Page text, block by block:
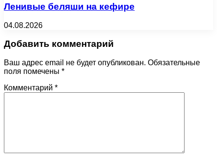
Ленивые беляши на кефире
04.08.2026
Добавить комментарий
Ваш адрес email не будет опубликован. Обязательные
поля помечены *
Комментарий *